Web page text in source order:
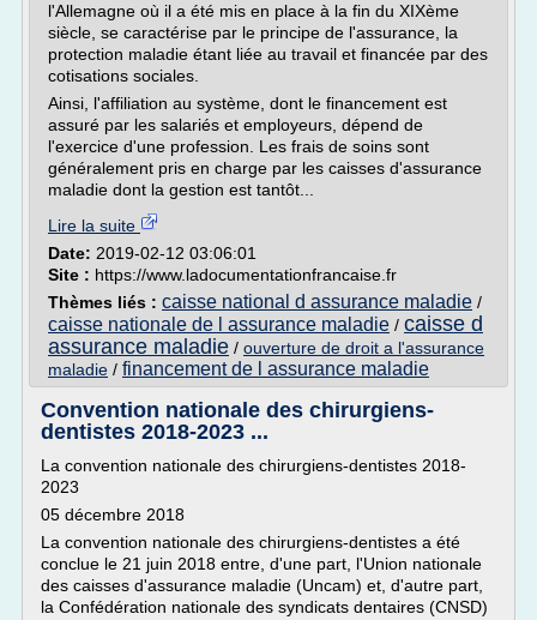
l'Allemagne où il a été mis en place à la fin du XIXème
siècle, se caractérise par le principe de l'assurance, la
protection maladie étant liée au travail et financée par des
cotisations sociales.
Ainsi, l'affiliation au système, dont le financement est
assuré par les salariés et employeurs, dépend de
l'exercice d'une profession. Les frais de soins sont
généralement pris en charge par les caisses d'assurance
maladie dont la gestion est tantôt...
Lire la suite
Date: 2019-02-12 03:06:01
Site : https://www.ladocumentationfrancaise.fr
Thèmes liés : caisse national d assurance maladie /
caisse nationale de l assurance maladie / caisse d
assurance maladie / ouverture de droit a l'assurance
maladie / financement de l assurance maladie
Convention nationale des chirurgiens-
dentistes 2018-2023 ...
La convention nationale des chirurgiens-dentistes 2018-
2023
05 décembre 2018
La convention nationale des chirurgiens-dentistes a été
conclue le 21 juin 2018 entre, d'une part, l'Union nationale
des caisses d'assurance maladie (Uncam) et, d'autre part,
la Confédération nationale des syndicats dentaires (CNSD)